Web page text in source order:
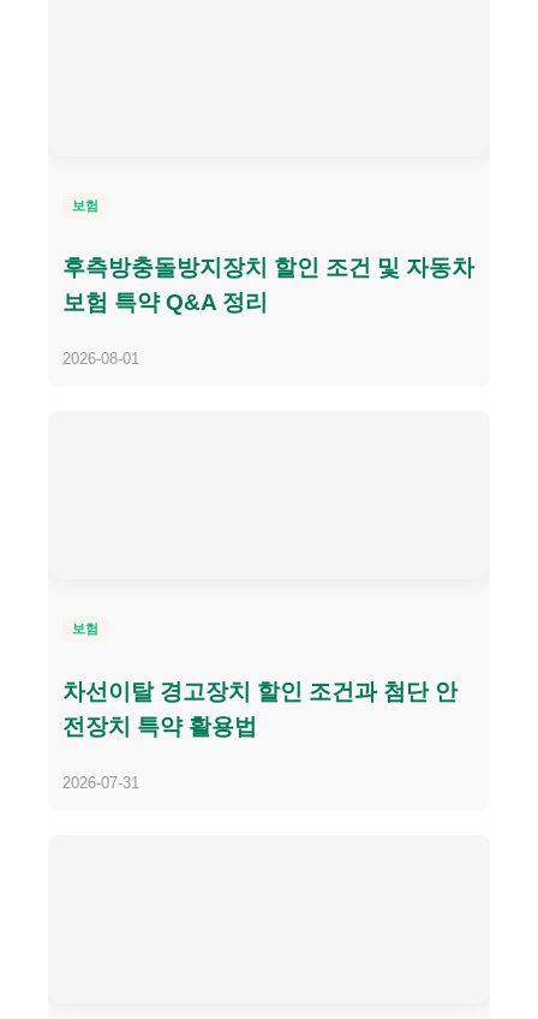
보험
후측방충돌방지장치 할인 조건 및 자동차
보험 특약 Q&A 정리
2026-08-01
보험
차선이탈 경고장치 할인 조건과 첨단 안
전장치 특약 활용법
2026-07-31